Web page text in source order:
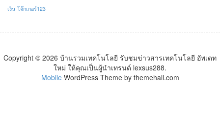
เงิน โจ๊กเกอร์123
Copyright © 2026 บ้านรวมเทคโนโลยี รับชมข่าวสารเทคโนโลยี อัพเดท
ใหม่ ให้คุณเป็นผู้นำเทรนด์ lexsus288.
MobileWordPress Theme by themehall.com